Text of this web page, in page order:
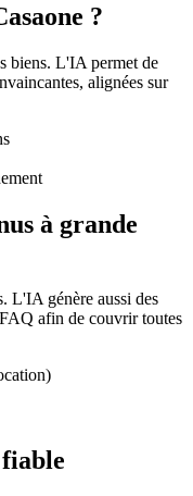
?
biens. L'IA permet de
alignées sur
à grande
L'IA génère aussi des
afin de couvrir toutes